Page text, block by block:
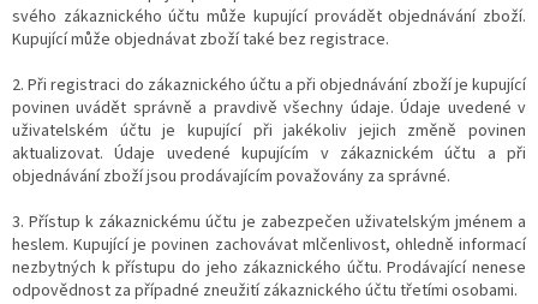
svého zákaznického účtu může kupující provádět objednávání zboží.
Kupující může objednávat zboží také bez registrace.
2. Při registraci do zákaznického účtu a při objednávání zboží je kupující
povinen uvádět správně a pravdivě všechny údaje. Údaje uvedené v
uživatelském účtu je kupující při jakékoliv jejich změně povinen
aktualizovat. Údaje uvedené kupujícím v zákaznickém účtu a při
objednávání zboží jsou prodávajícím považovány za správné.
3. Přístup k zákaznickému účtu je zabezpečen uživatelským jménem a
heslem. Kupující je povinen zachovávat mlčenlivost, ohledně informací
nezbytných k přístupu do jeho zákaznického účtu. Prodávající nenese
odpovědnost za případné zneužití zákaznického účtu třetími osobami.